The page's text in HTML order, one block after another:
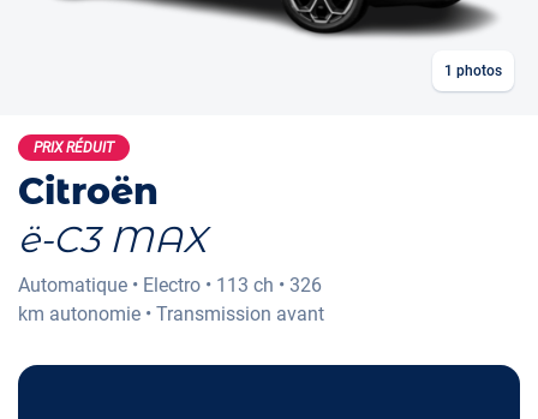
1 photos
PRIX RÉDUIT
Citroën
ë-C3 MAX
Automatique • Electro • 113 ch • 326
km autonomie • Transmission avant